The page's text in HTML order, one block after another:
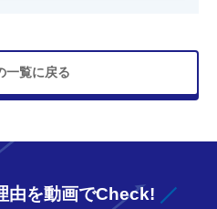
一覧に戻る
由を動画でCheck!